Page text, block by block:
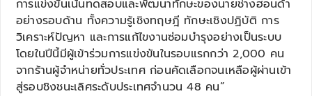
การแข่งขันเน้นทดสอบและพัฒนาทักษะของนายช่างฮอนด้า
อย่างรอบด้าน ทั้งความรู้เชิงทฤษฎี ทักษะเชิงปฏิบัติ การ
วิเคราะห์ปัญหา และการแก้ไขงานซ่อมบำรุงอย่างเป็นระบบ
โดยในปีนี้มีผู้เข้าร่วมการแข่งขันในรอบแรกกว่า 2,000 คน
จากร้านผู้จำหน่ายทั่วประเทศ ก่อนคัดเลือกจนเหลือผู้ผ่านเข้า
สู่รอบชิงชนะเลิศระดับประเทศจำนวน 48 คน”